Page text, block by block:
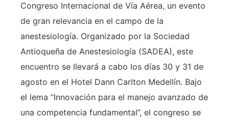
Congreso Internacional de Vía Aérea, un evento
de gran relevancia en el campo de la
anestesiología. Organizado por la Sociedad
Antioqueña de Anestesiología (SADEA), este
encuentro se llevará a cabo los días 30 y 31 de
agosto en el Hotel Dann Carlton Medellín. Bajo
el lema “Innovación para el manejo avanzado de
una competencia fundamental”, el congreso se